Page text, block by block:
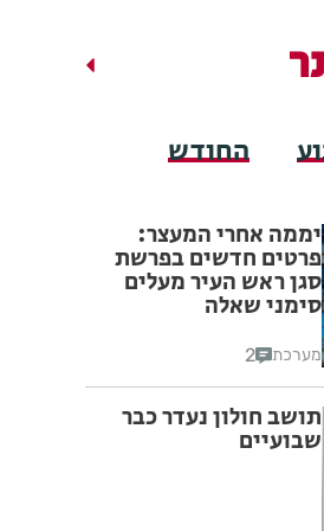
החודש
יממה אחרי המעצר:
פרטים חדשים בפרשת
סגן ראש העיר מעלים
סימני שאלה
מערכת 2
תושב חולון נעדר כבר
שבועיים